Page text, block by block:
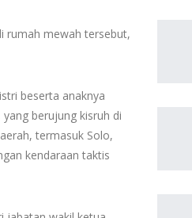
rumah mewah tersebut,
beserta anaknya
berujung kisruh di
termasuk Solo,
kendaraan taktis